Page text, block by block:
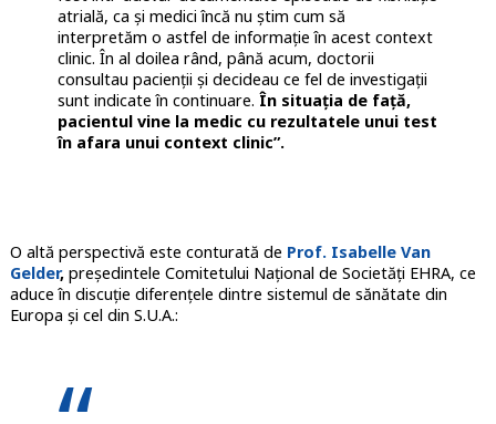
atrială, ca și medici încă nu știm cum să
interpretăm o astfel de informație în acest context
clinic. În al doilea rând, până acum, doctorii
consultau pacienții și decideau ce fel de investigații
sunt indicate în continuare. În situația de față,
pacientul vine la medic cu rezultatele unui test
în afara unui context clinic”.
O altă perspectivă este conturată de Prof. Isabelle Van
Gelder,președintele Comitetului Național de Societăți EHRA, ce
aduce în discuție diferențele dintre sistemul de sănătate din
Europa și cel din S.U.A.: